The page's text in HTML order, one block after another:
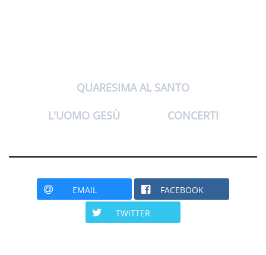
QUARESIMA AL SANTO
L'UOMO GESÙ
CONCERTI
EMAIL FACEBOOK
TWITTER